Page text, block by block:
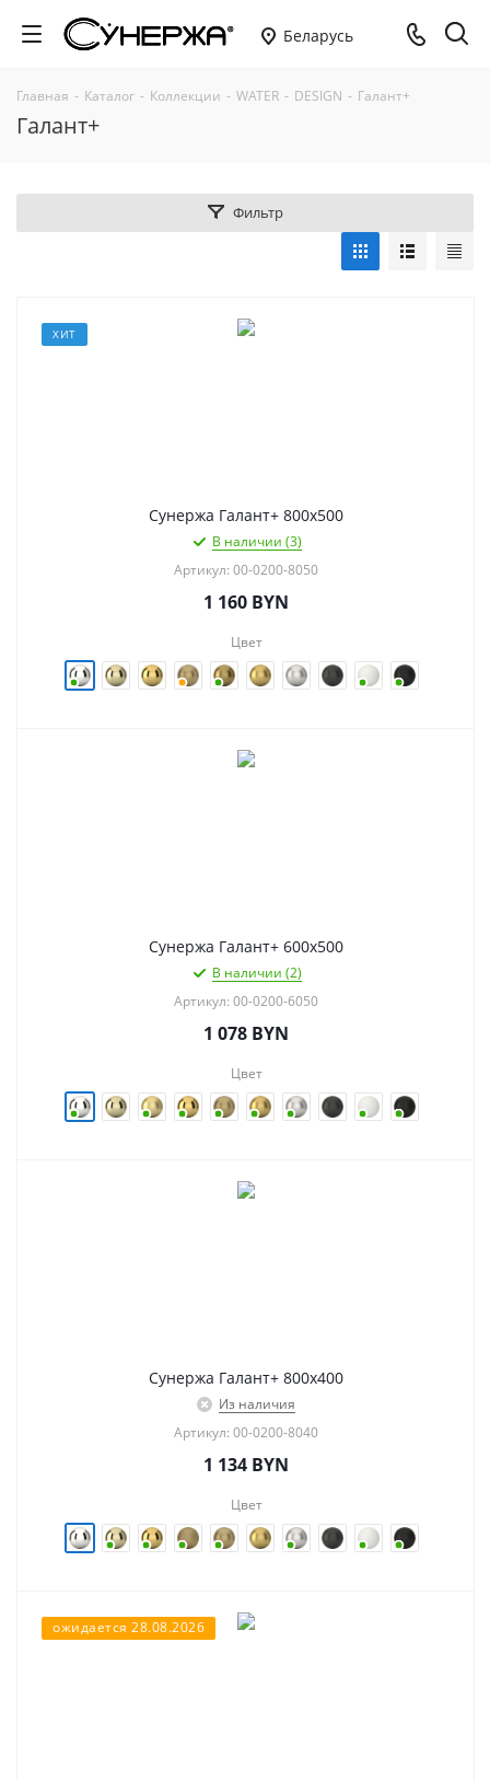
Беларусь
Главная - Каталог - Коллекции - WATER - DESIGN - Галант+
Галант+
Фильтр
ХИТ
Сунержа Галант+ 800х500
В наличии (3)
Артикул: 00-0200-8050
1 160 BYN
Цвет
Сунержа Галант+ 600х500
В наличии (2)
Артикул: 00-0200-6050
1 078 BYN
Цвет
Сунержа Галант+ 800х400
Из наличия
Артикул: 00-0200-8040
1 134 BYN
Цвет
ожидается 28.08.2026